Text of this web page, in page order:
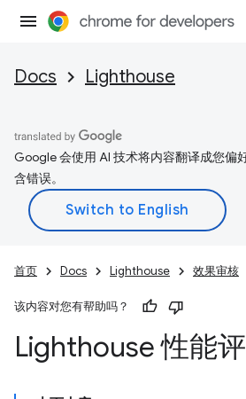
Docs Lighthouse
Google 会使用 AI 技术将内容翻译成您偏
含错误。
首页 Docs Lighthouse 效果审核
该内容对您有帮助吗？
Lighthouse 性能